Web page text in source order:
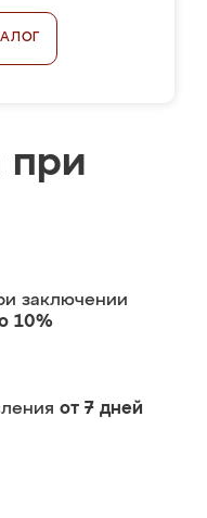
при
заключении
10%
от 7 дней